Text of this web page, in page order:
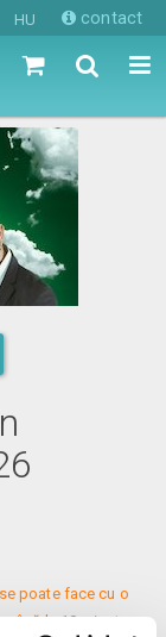
HU contact
poate face cu o
la 10 minute